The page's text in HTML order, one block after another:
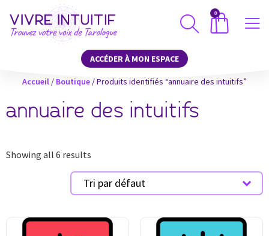
0
ACCÉDER À MON ESPACE
Accueil / Boutique / Produits identifiés “annuaire des intuitifs”
annuaire des intuitifs
Showing all 6 results